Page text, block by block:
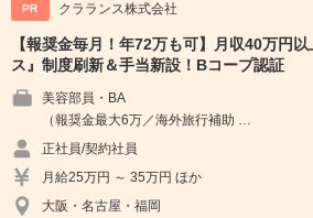
PR クラランス株式会社
【報奨金毎月！年72万も可】月収40万円
ス』制度刷新＆手当新設！Bコープ認証
美容部員・BA
（報奨金最大6万／海外旅行補助 …
正社員/契約社員
月給25万円 ～ 35万円 ほか
大阪・名古屋・福岡